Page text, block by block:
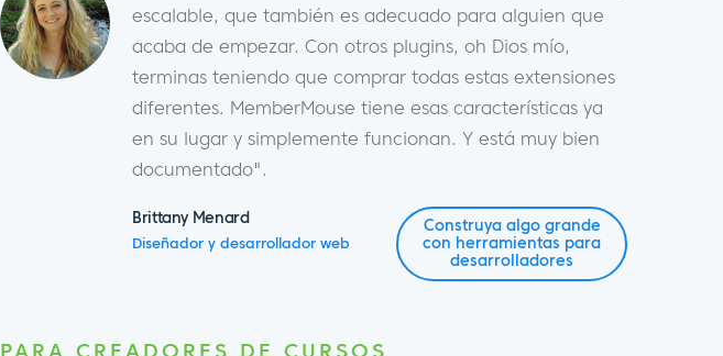
escalable, que también es adecuado para alguien que
acaba de empezar. Con otros plugins, oh Dios mío,
terminas teniendo que comprar todas estas extensiones
diferentes. MemberMouse tiene esas características ya
en su lugar y simplemente funcionan. Y está muy bien
documentado".
Brittany Menard
Diseñador y desarrollador web
Construya algo grande
con herramientas para
desarrolladores
PARA CREADORES DE CURSOS